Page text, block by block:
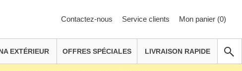
Contactez-nous Service clients Mon panier (0)
EXTÉRIEUR OFFRES SPÉCIALES LIVRAISON RAPIDE